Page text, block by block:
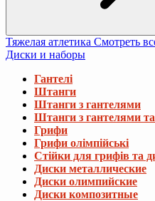
Тяжелая атлетика Смотреть
Диски и наборы
Гантелі
Штанги
Штанги з гантелями
Штанги з гантелями
Грифи
Грифи олімпійські
Стійки для грифів та
Диски металлические
Диски олимпийские
Диски композитные